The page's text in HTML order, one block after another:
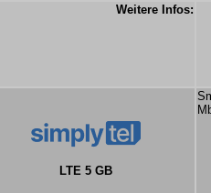
Weitere Infos:
LTE 5 GB